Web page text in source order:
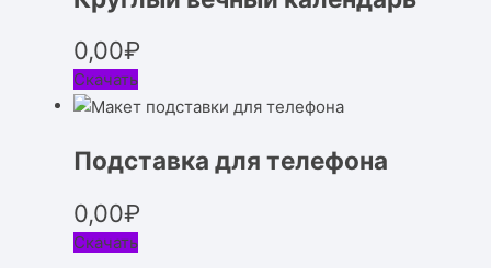
0,00₽
Скачать
Подставка для телефона
0,00₽
Скачать